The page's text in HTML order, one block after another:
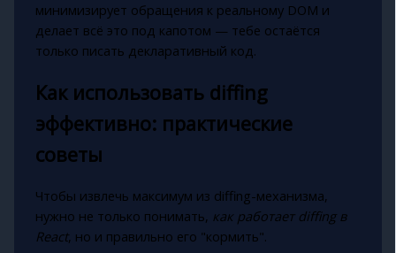
минимизирует обращения к реальному DOM и
делает всё это под капотом — тебе остаётся
только писать декларативный код.
Как использовать diffing
эффективно: практические
советы
Чтобы извлечь максимум из diffing-механизма,
нужно не только понимать, как работает diffing в
React, но и правильно его "кормить".